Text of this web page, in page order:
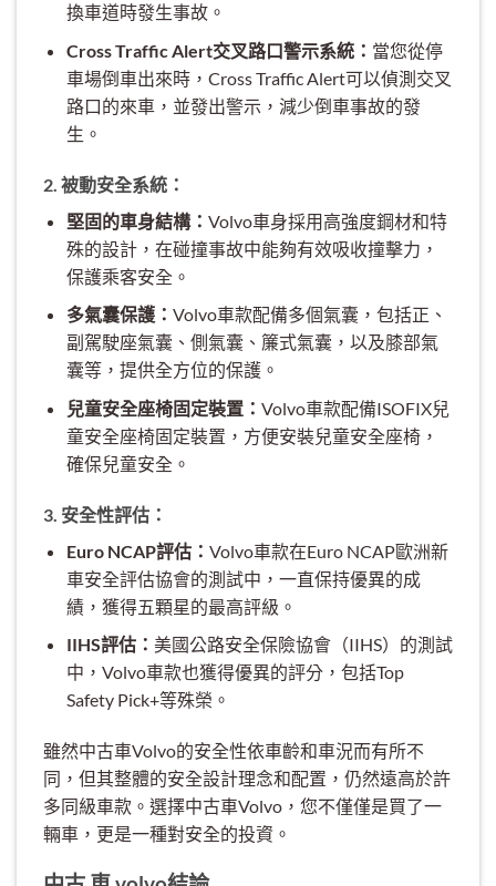
換車道時發生事故。
Cross Traffic Alert交叉路口警示系統： 當您從停
車場倒車出來時，Cross Traffic Alert可以偵測交叉
路口的來車，並發出警示，減少倒車事故的發
生。
2. 被動安全系統：
堅固的車身結構： Volvo車身採用高強度鋼材和特
殊的設計，在碰撞事故中能夠有效吸收撞擊力，
保護乘客安全。
多氣囊保護： Volvo車款配備多個氣囊，包括正、
副駕駛座氣囊、側氣囊、簾式氣囊，以及膝部氣
囊等，提供全方位的保護。
兒童安全座椅固定裝置： Volvo車款配備ISOFIX兒
童安全座椅固定裝置，方便安裝兒童安全座椅，
確保兒童安全。
3. 安全性評估：
Euro NCAP評估： Volvo車款在Euro NCAP歐洲新
車安全評估協會的測試中，一直保持優異的成
績，獲得五顆星的最高評級。
IIHS評估： 美國公路安全保險協會（IIHS）的測試
中，Volvo車款也獲得優異的評分，包括Top
Safety Pick+等殊榮。
雖然中古車Volvo的安全性依車齡和車況而有所不
同，但其整體的安全設計理念和配置，仍然遠高於許
多同級車款。選擇中古車Volvo，您不僅僅是買了一
輛車，更是一種對安全的投資。